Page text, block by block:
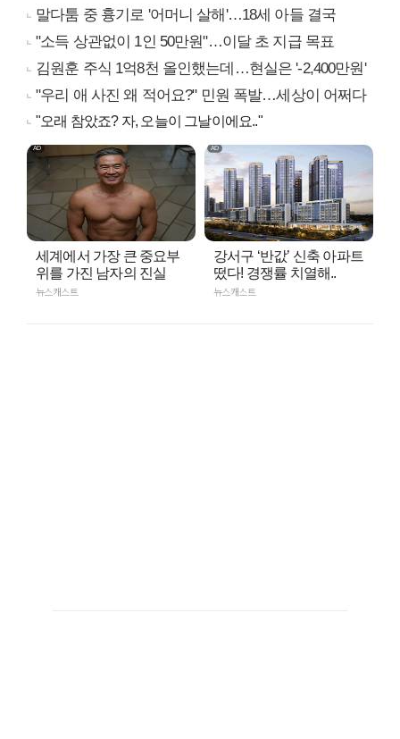
말다툼 중 흉기로 '어머니 살해'…18세 아들 결국
"소득 상관없이 1인 50만원"…이달 초 지급 목표
김원훈 주식 1억8천 올인했는데…현실은 '-2,400만원'
"우리 애 사진 왜 적어요?" 민원 폭발…세상이 어쩌다
"오래 참았죠? 자, 오늘이 그날이에요.."
세계에서 가장 큰 중요부
위를 가진 남자의 진실
뉴스캐스트
강서구 ‘반값’ 신축 아파트
떴다! 경쟁률 치열해..
뉴스캐스트